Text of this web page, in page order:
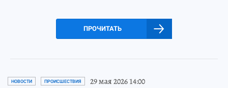
ПРОЧИТАТЬ
НОВОСТИ ПРОИСШЕСТВИЯ 29 мая 2026 14:00